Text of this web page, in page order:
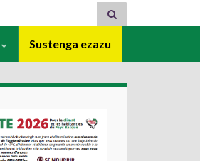
Sustenga ezazu